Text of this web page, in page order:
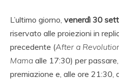
L’ultimo giorno, venerdì 30
riservato alle proiezioni in
precedente (After a
Mama alle 17:30) per
premiazione e, alle ore 21:30,